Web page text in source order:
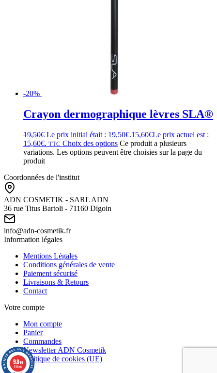
-20%
Crayon dermographique lèvres SLA®
19,50€ Le prix initial était : 19,50€.15,60€Le prix actuel est :
15,60€. TTC Choix des options Ce produit a plusieurs
variations. Les options peuvent être choisies sur la page du
produit
Coordonnées de l'institut
ADN COSMETIK - SARL ADN
36 rue Titus Bartoli - 71160 Digoin
info@adn-cosmetik.fr
Information légales
Mentions Légales
Conditions générales de vente
Paiement sécurisé
Livraisons & Retours
Contact
Votre compte
Mon compte
Panier
Commandes
Newsletter ADN Cosmetik
Politique de cookies (UE)
9.8/10
818 avis